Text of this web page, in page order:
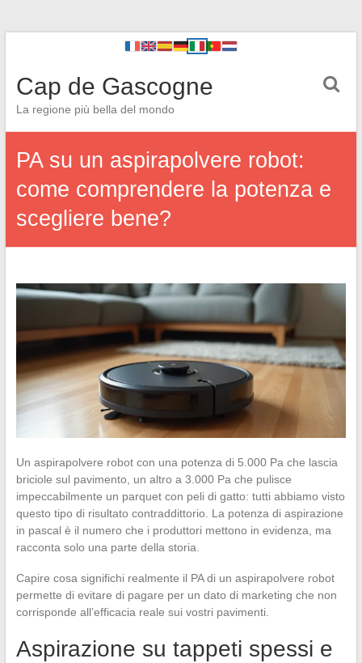
Cap de Gascogne
La regione più bella del mondo
PA su un aspirapolvere robot:
come comprendere la potenza e
scegliere bene?
Un aspirapolvere robot con una potenza di 5.000 Pa che lascia
briciole sul pavimento, un altro a 3.000 Pa che pulisce
impeccabilmente un parquet con peli di gatto: tutti abbiamo visto
questo tipo di risultato contraddittorio. La potenza di aspirazione
in pascal è il numero che i produttori mettono in evidenza, ma
racconta solo una parte della storia.
Capire cosa significhi realmente il PA di un aspirapolvere robot
permette di evitare di pagare per un dato di marketing che non
corrisponde all’efficacia reale sui vostri pavimenti.
Aspirazione su tappeti spessi e